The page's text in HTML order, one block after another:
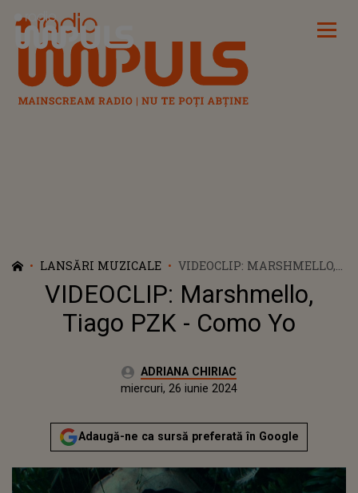
Radio Impuls
LANSĂRI MUZICALE
VIDEOCLIP: MARSHMELLO,
TIAGO PZK - COMO YO
VIDEOCLIP: Marshmello,
Tiago PZK - Como Yo
Autor:ADRIANA CHIRIAC
Actualizat:
miercuri, 26 iunie 2024
Adaugă-ne ca sursă preferată în Google